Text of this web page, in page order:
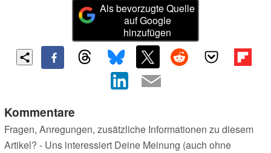
Als bevorzugte Quelle
auf Google
hinzufügen
Kommentare
Fragen, Anregungen, zusätzliche Informationen zu diesem
Artikel? - Uns interessiert Deine Meinung (auch ohne